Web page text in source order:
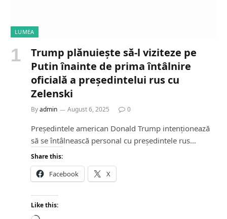
LUMEA
Trump plănuiește să-l viziteze pe
Putin înainte de prima întâlnire
oficială a președintelui rus cu
Zelenski
Byadmin August 6, 2025 0
Președintele american Donald Trump intenționează
să se întâlnească personal cu președintele rus…
Share this:
Facebook X
Like this: